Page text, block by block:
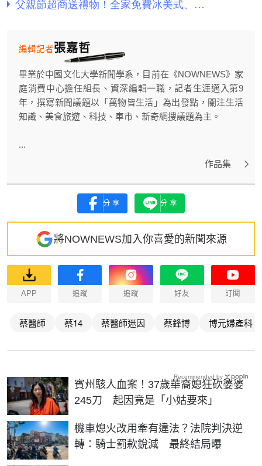
張嘉哲
編輯記者
畢業於中國文化大學新聞學系，目前在《NOWNEWS》家
庭消費中心擔任組長、資深編輯一職，記者生涯邁入第9
年，撰寫新聞議題以「萬物皆生活」為出發點，關注生活
知識、美食旅遊、科技、車市、新奇網搜議題為主。
...
作品集
分享 分享
將NOWNEWS加入你喜愛的新聞來源
APP 追蹤 追蹤 好友 訂閱
蔡醫師 蔡14 蔡醫師迷因 蔡鋒博 博元婦產科
賓州駭人血案！37歲華裔媳狂砍婆婆
245刀 起因竟是「小姑要來」
機車熄火改用牽有違法？法院判決逆
轉：騎士罰款銳減 最終結局曝
Recommended by